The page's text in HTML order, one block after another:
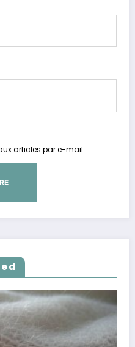
articles par e-mail.
Non classé